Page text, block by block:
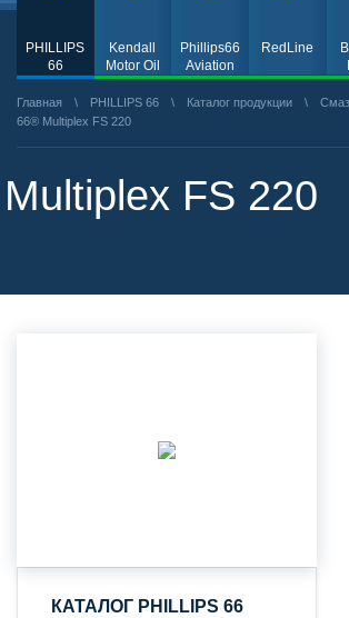
PHILLIPS
66
Kendall
Motor Oil
Phillips66
Aviation
RedLine
Главная \ PHILLIPS 66 \ Каталог продукции \
66® Multiplex FS 220
FS 220
КАТАЛОГ PHILLIPS 66